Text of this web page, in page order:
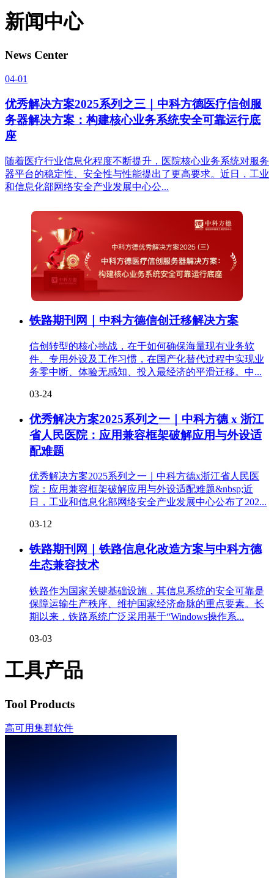
新闻中心
News Center
04-01
优秀解决方案2025系列之三｜中科方德医疗信创服
务器解决方案：构建核心业务系统安全可靠运行底
座
随着医疗行业信息化程度不断提升，医院核心业务系统对服务
器平台的稳定性、安全性与性能提出了更高要求。近日，工业
和信息化部网络安全产业发展中心公...
铁路期刊网｜中科方德信创迁移解决方案
信创转型的核心挑战，在于如何确保海量现有业务软
件、专用外设及工作习惯，在国产化替代过程中实现业
务零中断、体验无感知、投入最经济的平滑迁移。中...
03-24
优秀解决方案2025系列之一｜中科方德 x 浙江
省人民医院：应用兼容框架破解应用与外设适
配难题
优秀解决方案2025系列之一｜中科方德x浙江省人民医
院：应用兼容框架破解应用与外设适配难题&nbsp;近
日，工业和信息化部网络安全产业发展中心公布了202...
03-12
铁路期刊网｜铁路信息化改造方案与中科方德
生态兼容技术
铁路作为国家关键基础设施，其信息系统的安全可靠是
保障运输生产秩序、维护国家经济命脉的重点要素。长
期以来，铁路系统广泛采用基于“Windows操作系...
03-03
工具产品
Tool Products
高可用集群软件